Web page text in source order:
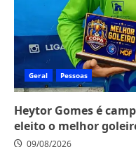
Geral Pessoas
Heytor Gomes é
eleito o melhor
09/08/2026